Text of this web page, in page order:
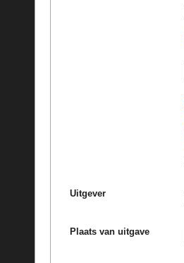
Uitgever
Plaats van uitgave